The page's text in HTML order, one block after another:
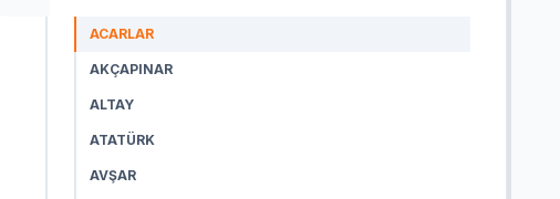
ACARLAR
AKÇAPINAR
ALTAY
ATATÜRK
AVŞAR